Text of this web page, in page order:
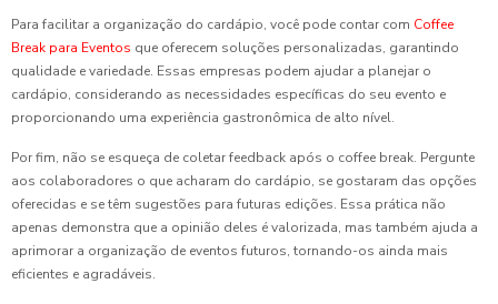
Para facilitar a organização do cardápio, você pode contar com Coffee
Break para Eventos que oferecem soluções personalizadas, garantindo
qualidade e variedade. Essas empresas podem ajudar a planejar o
cardápio, considerando as necessidades específicas do seu evento e
proporcionando uma experiência gastronômica de alto nível.
Por fim, não se esqueça de coletar feedback após o coffee break. Pergunte
aos colaboradores o que acharam do cardápio, se gostaram das opções
oferecidas e se têm sugestões para futuras edições. Essa prática não
apenas demonstra que a opinião deles é valorizada, mas também ajuda a
aprimorar a organização de eventos futuros, tornando-os ainda mais
eficientes e agradáveis.